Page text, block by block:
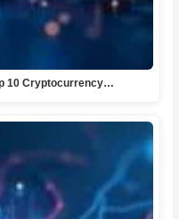
10 Cryptocurrency…